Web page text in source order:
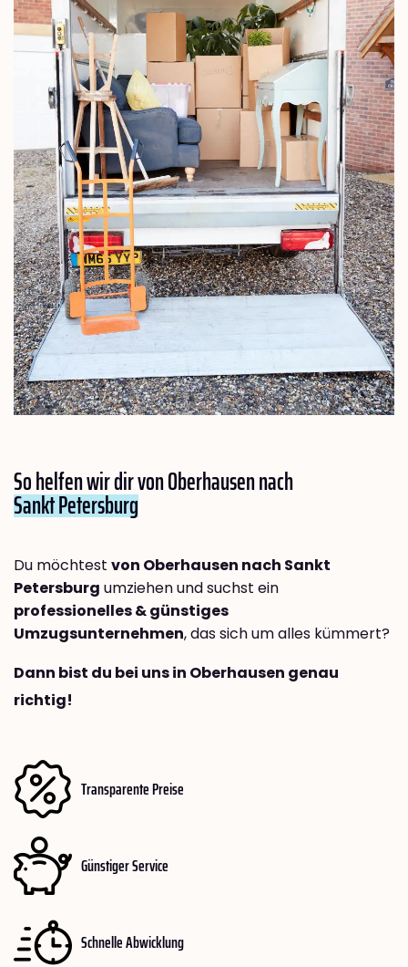
So helfen wir dir von Oberhausen nach
Sankt Petersburg
Du möchtest von Oberhausen nach Sankt
Petersburg umziehen und suchst ein
professionelles & günstiges
Umzugsunternehmen, das sich um alles kümmert?
Dann bist du bei uns in Oberhausen genau
richtig!
Transparente Preise
Günstiger Service
Schnelle Abwicklung